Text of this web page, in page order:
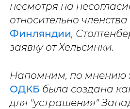
несмотря на
относительно членства
Финляндии,
заявку от Хельсинки.
Напомним, по мнению
ОДКБ была создана
для "устрашения"